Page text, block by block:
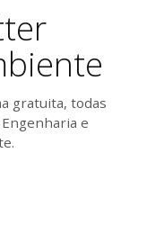
gratuita, todas
e